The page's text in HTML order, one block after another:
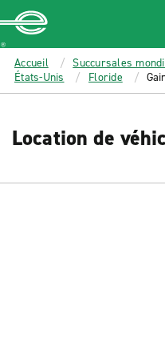
MAIN
CONTENT
Enterprise
Accueil
Succursales
États-Unis
Floride
Location de